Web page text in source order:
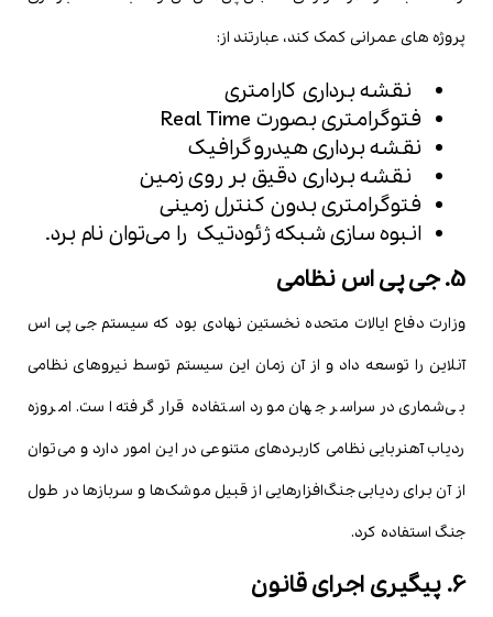
پروژه های عمرانی کمک کند، عبارتند از:
نقشه برداری کارامتری
فتوگرامتری بصورت Real Time
نقشه برداری هیدروگرافیک
نقشه برداری دقیق بر روی زمین
فتوگرامتری بدون کنترل زمینی
انبوه سازی شبکه ژئودتیک را می‌توان نام برد.
5. جی پی اس نظامی
وزارت دفاع ایالات متحده نخستین نهادی بود که سیستم جی پی اس
آنلاین را توسعه داد و از آن زمان این سیستم توسط نیروهای نظامی
بی‌شماری در سراسر جهان مورد استفاده قرار گرفته است. امروزه
ردیاب آهنربایی نظامی کاربردهای متنوعی در این امور دارد و می‌توان
از آن برای ردیابی جنگ‌افزارهایی از قبیل موشک‌ها و سربازها در طول
جنگ استفاده کرد.
6. پیگیری اجرای قانون